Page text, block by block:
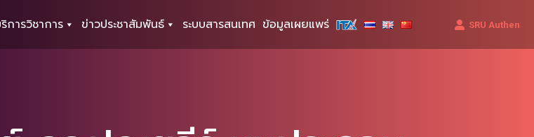
การวิชาการ ข่าวประชาสัมพันธ์ ระบบสารสนเทศ ข้อมูลเผยแพร่ SRU Authen